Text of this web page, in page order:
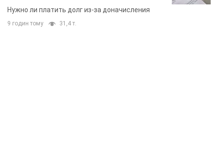
вынес неожиданное решение
Нужно ли платить долг из-за доначисления
9 годин тому 31,4 т.